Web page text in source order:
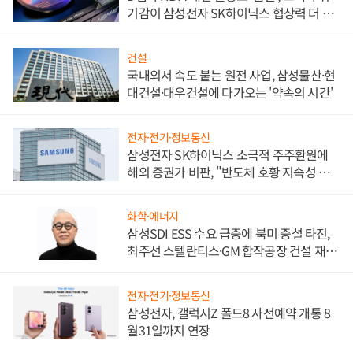
기감이 삼성전자 SK하이닉스 협상력 더 키
건설
국내외서 속도 붙는 원전 사업, 삼성물산·현
대건설·대우건설에 다가오는 '약속의 시간'
전자·전기·정보통신
삼성전자 SK하이닉스 소극적 주주환원에
해외 증권가 비판, "반도체 호황 지속성 의
화학·에너지
삼성SDI ESS 수요 급증에 북미 증설 타진,
최주선 스텔란티스·GM 합작공장 건설 재추
전자·전기·정보통신
삼성전자, 갤럭시Z 폴드8 사전예약 개통 8
월31일까지 연장